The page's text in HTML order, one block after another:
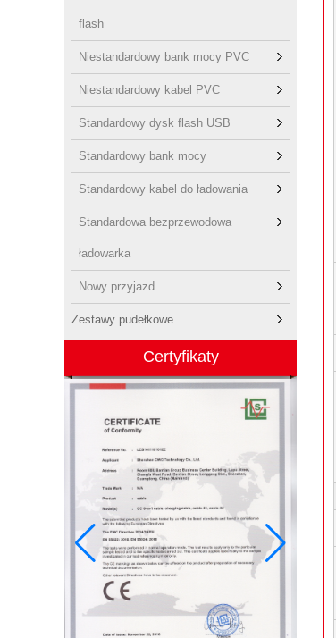
flash
Niestandardowy bank mocy PVC
Niestandardowy kabel PVC
Standardowy dysk flash USB
Standardowy bank mocy
Standardowy kabel do ładowania
Standardowa bezprzewodowa
ładowarka
Nowy przyjazd
Zestawy pudełkowe
Certyfikaty